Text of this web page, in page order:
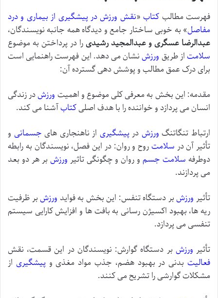
فهرست مطالب کتاب«نقش ورزش در پیشگیری از بیماری و درد
مفاصل» به خوبی ساختار جامع و دیدگاه همه جانبه نویسندگان،
عبدالرضا عسگری و عبدالمجید رشیدی را در پرداختن به موضوع
سلامتاز طریق ورزش نشان می دهد. این فهرست راهنمایی است
برای درک عمق مطالب و پوشش دهی گسترده آن:
مقدمه: این بخش به معرفی کلی موضوع و اهمیت ورزشدر زندگی
انسان می پردازد و خواننده را با هدف اصلیکتابآشنا می کند.
ارتباط تنگاتنگ ورزش درپیشگیری از ناهنجاری های جسمانی و
تأثیر آن در سلامتروح و روان: در این فصل، نویسندگان به رابطه
دوطرفه سلامت جسمو روان و چگونگی تاثیر ورزش بر هر دو بعد
می پردازند.
تأثیر ورزش بر دستگاه تنفس: این بخش به فواید ورزش بر ظرفیت
ریه ها، بهبود اکسیژن رسانی به بافت ها و افزایش کارایی سیستم
تنفسی می پردازد.
تأثیر ورزش بر دستگاه گوارش: نویسندگان در این قسمت، نقش
فعالیتبدنی در بهبود هضم، جذب مواد مغذی وپیشگیری از
مشکلات گوارشی را تشریح می کنند.